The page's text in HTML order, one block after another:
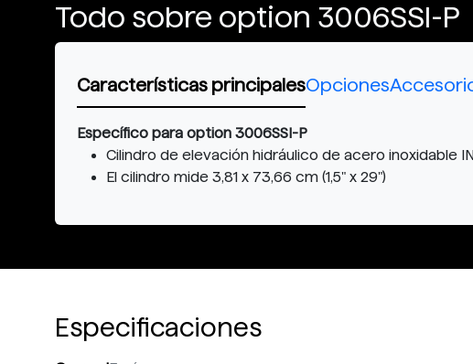
Todo sobre option 3006SSI-P
Características principalesOpciones
Específico para option 3006SSI-P
Cilindro de elevación hidráulico de acero inoxidable
El cilindro mide 3,81 x 73,66 cm (1,5" x 29")
Especificaciones